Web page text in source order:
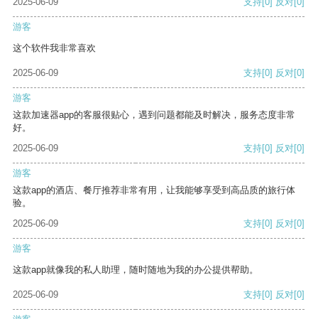
游客
这个软件我非常喜欢
2025-06-09 支持[0] 反对[0]
游客
这款加速器app的客服很贴心，遇到问题都能及时解决，服务态度非常
好。
2025-06-09
支持[0] 反对[0]
游客
这款app的酒店、餐厅推荐非常有用，让我能够享受到高品质的旅行体
验。
2025-06-09
支持[0] 反对[0]
游客
这款app就像我的私人助理，随时随地为我的办公提供帮助。
2025-06-09 支持[0] 反对[0]